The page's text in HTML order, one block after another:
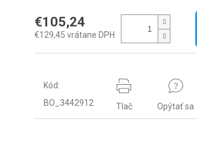
€105,24
€129,45 vrátane DPH
Kód:
BO_3442912
Tlač Opýtať sa